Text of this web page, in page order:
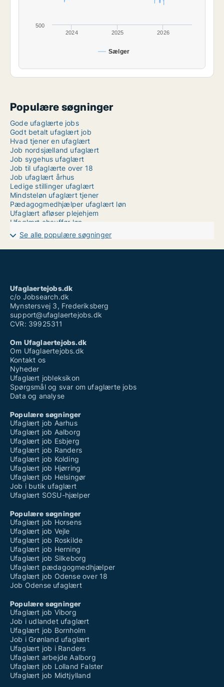
Sælger
2024 2025 2026
500
Populære søgninger
Gode ufaglærte jobs
Godt betalt ufaglært job
Hvad tjener en ufaglært
Job nordsjælland ufaglært
Job sygehus ufaglært
Job til ufaglærte over 18
Job ufaglært århus
Ledige stillinger ufaglært
Mindsteløn ufaglært tjener
Pædagogmedhjælper ufaglært løn
Ufaglært afløser plejehjem
Ufaglært chauffør løn
Ufaglært job amager
Ufaglært job silkeborg
Ufaglært lægesekretær
Vikar hjemmepleje ufaglært løn
Vikarbureau ufaglært københavn
Se alle populære søgninger
Ufaglaertejobs.dk
c/o Jobsearch.dk
Mynstersvej 3, Frederiksberg
support@ufaglaertejobs.dk
CVR: 39925311
Om Ufaglaertejobs.dk
Om Ufaglaertejobs.dk
Kontakt os
Nyheder
Ufaglært jobleksikon
Spørgsmål og svar om ufaglærte jobs
Data og analyse
Populære søgninger
Ufaglært job Aarhus
Ufaglært job Aalborg
Ufaglært job Esbjerg
Ufaglært job Randers
Ufaglært job Kolding
Ufaglært job Hjørring
Ufaglært job Helsingør
Job i butik ufaglært
Ufaglært SOSU-hjælper
Populære søgninger
Ufaglært job Horsens
Ufaglært job Vejle
Ufaglært job Roskilde
Ufaglært job Herning
Ufaglært job Silkeborg
Ufaglært pædagogmedhjælper
Ufaglært job Odense over 18
Job Odense ufaglært
Populære søgninger
Ufaglært job Viborg
Job i udlandet ufaglært
Ufaglært job Bornholm
Job i Grønland ufaglært
Ufaglært job i Randers
Ufaglært arbejde Aalborg
Ufaglært job Lolland Falster
Ufaglært job Midtjylland